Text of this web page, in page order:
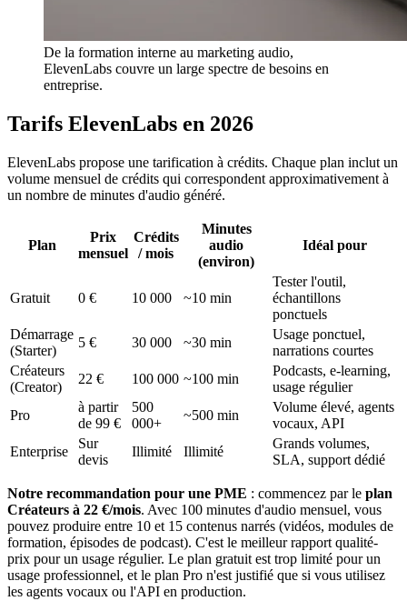
De la formation interne au marketing audio,
ElevenLabs couvre un large spectre de besoins en
entreprise.
Tarifs ElevenLabs en 2026
ElevenLabs propose une tarification à crédits. Chaque plan inclut un
volume mensuel de crédits qui correspondent approximativement à
un nombre de minutes d'audio généré.
Plan
Prix
mensuel
Crédits
/ mois
Minutes
audio
(environ)
Idéal pour
Gratuit 0 € 10 000 ~10 min
Tester l'outil,
échantillons
ponctuels
Démarrage
(Starter)
5 € 30 000 ~30 min
Usage ponctuel,
narrations courtes
Créateurs
(Creator)
22 € 100 000 ~100 min
Podcasts, e-learning,
usage régulier
Pro
à partir
de 99 €
500
000+
~500 min
Volume élevé, agents
vocaux, API
Enterprise
Sur
devis
Illimité Illimité
Grands volumes,
SLA, support dédié
Notre recommandation pour une PME : commencez par le plan
Créateurs à 22 €/mois. Avec 100 minutes d'audio mensuel, vous
pouvez produire entre 10 et 15 contenus narrés (vidéos, modules de
formation, épisodes de podcast). C'est le meilleur rapport qualité-
prix pour un usage régulier. Le plan gratuit est trop limité pour un
usage professionnel, et le plan Pro n'est justifié que si vous utilisez
les agents vocaux ou l'API en production.